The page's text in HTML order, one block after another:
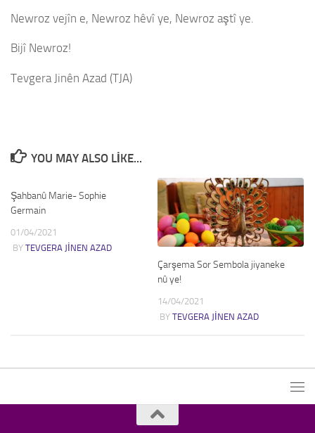
Newroz vejîn e, Newroz hêvî ye, Newroz aştî ye.
Bijî Newroz!
Tevgera Jinên Azad (TJA)
YOU MAY ALSO LIKE...
Şahbanû Marie- Sophie
Germain
01/04/2021
BY TEVGERA JINEN AZAD
Çarşema Sor Sembola jiyaneke
nû ye!
14/04/2021
BY TEVGERA JINEN AZAD